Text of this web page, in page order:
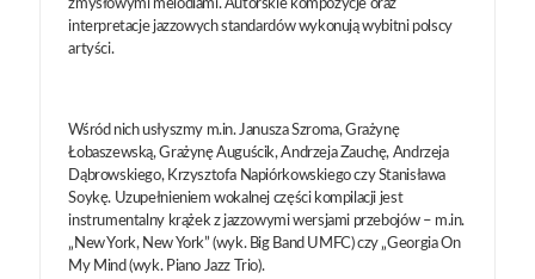
zmysłowymi melodiami. Autorskie kompozycje oraz
interpretacje jazzowych standardów wykonują wybitni polscy
artyści.
Wśród nich usłyszmy m.in. Janusza Szroma, Grażynę
Łobaszewską, Grażynę Auguścik, Andrzeja Zauchę, Andrzeja
Dąbrowskiego, Krzysztofa Napiórkowskiego czy Stanisława
Soykę. Uzupełnieniem wokalnej części kompilacji jest
instrumentalny krążek z jazzowymi wersjami przebojów – m.in.
„New York, New York” (wyk. Big Band UMFC) czy „Georgia On
My Mind (wyk. Piano Jazz Trio).